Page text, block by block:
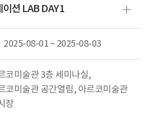
션 LAB DAY1
2025-08-01 ~ 2025-08-03
코미술관 3층 세미나실,
코미술관 공간열림, 아르코미술관
장